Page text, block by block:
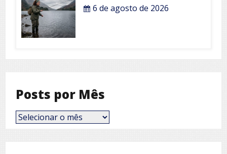
6 de agosto de 2026
Posts por Mês
Posts
por